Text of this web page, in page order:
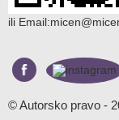
ili Email:
© Autorsko pravo -